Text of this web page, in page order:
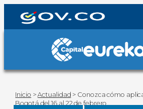
Inicio >Actualidad > Conozca cómo
Bogotá del 16 al 22 de febrero